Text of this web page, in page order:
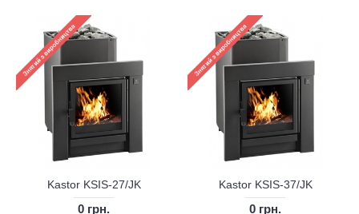
Kastor KSIS-27/JK
0 грн.
Kastor KSIS-37/JK
0 грн.